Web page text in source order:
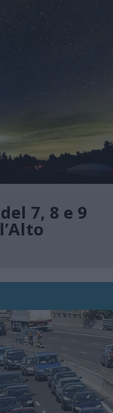
7, 8 e 9